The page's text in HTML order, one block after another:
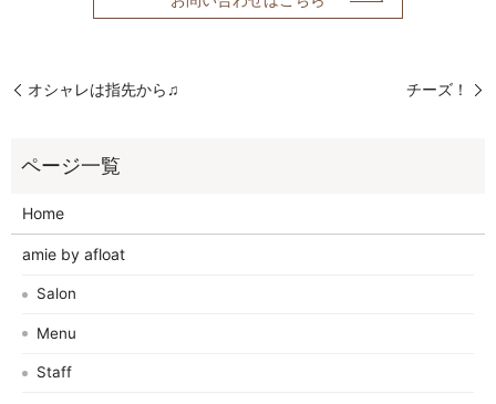
オシャレは指先から♫ チーズ！
Home
amie by afloat
Salon
Menu
Staff